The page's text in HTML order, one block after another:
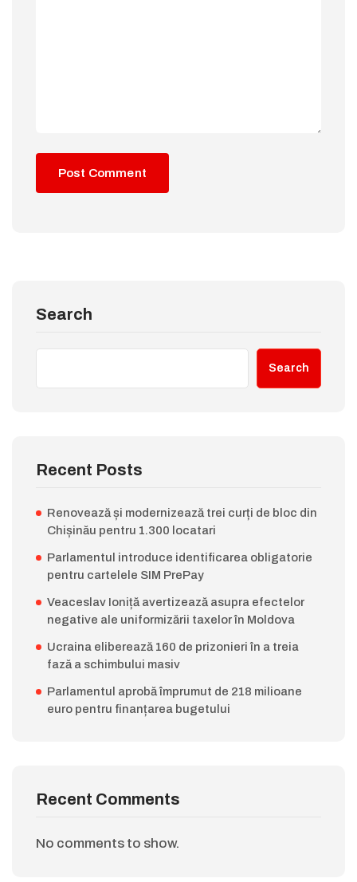
Search
Search
Recent Posts
Renovează și modernizează trei curți de bloc din
Chișinău pentru 1.300 locatari
Parlamentul introduce identificarea obligatorie
pentru cartelele SIM PrePay
Veaceslav Ioniță avertizează asupra efectelor
negative ale uniformizării taxelor în Moldova
Ucraina eliberează 160 de prizonieri în a treia
fază a schimbului masiv
Parlamentul aprobă împrumut de 218 milioane
euro pentru finanțarea bugetului
Recent Comments
No comments to show.